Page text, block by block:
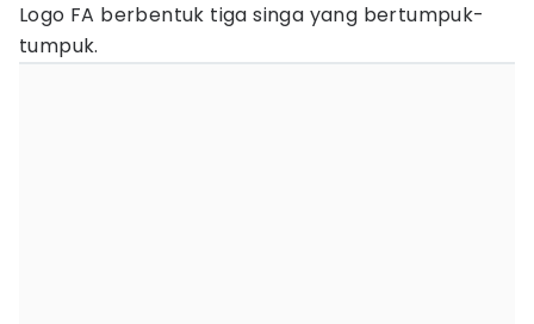
Logo FA berbentuk tiga singa yang bertumpuk-
tumpuk.